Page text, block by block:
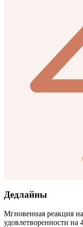
Дедлайны
Мгновенная реакция
удовлетворенности на